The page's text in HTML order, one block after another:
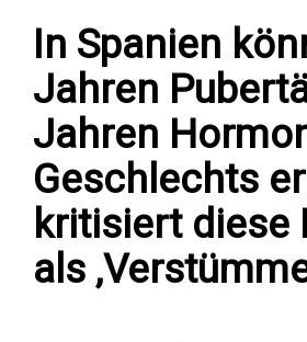
In Spanien
Jahren
Jahren
Geschlechts
kritisiert diese
als